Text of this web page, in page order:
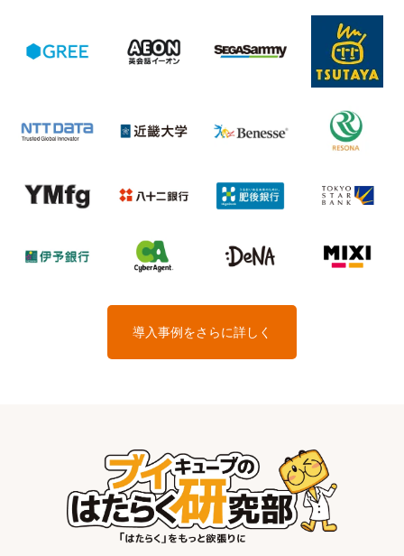
導入事例をさらに詳しく